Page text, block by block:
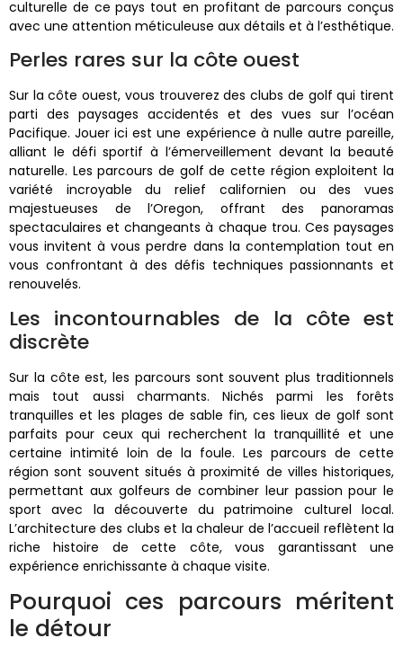
culturelle de ce pays tout en profitant de parcours conçus
avec une attention méticuleuse aux détails et à l’esthétique.
Perles rares sur la côte ouest
Sur la côte ouest, vous trouverez des clubs de golf qui tirent
parti des paysages accidentés et des vues sur l’océan
Pacifique. Jouer ici est une expérience à nulle autre pareille,
alliant le défi sportif à l’émerveillement devant la beauté
naturelle. Les parcours de golf de cette région exploitent la
variété incroyable du relief californien ou des vues
majestueuses de l’Oregon, offrant des panoramas
spectaculaires et changeants à chaque trou. Ces paysages
vous invitent à vous perdre dans la contemplation tout en
vous confrontant à des défis techniques passionnants et
renouvelés.
Les incontournables de la côte est
discrète
Sur la côte est, les parcours sont souvent plus traditionnels
mais tout aussi charmants. Nichés parmi les forêts
tranquilles et les plages de sable fin, ces lieux de golf sont
parfaits pour ceux qui recherchent la tranquillité et une
certaine intimité loin de la foule. Les parcours de cette
région sont souvent situés à proximité de villes historiques,
permettant aux golfeurs de combiner leur passion pour le
sport avec la découverte du patrimoine culturel local.
L’architecture des clubs et la chaleur de l’accueil reflètent la
riche histoire de cette côte, vous garantissant une
expérience enrichissante à chaque visite.
Pourquoi ces parcours méritent
le détour